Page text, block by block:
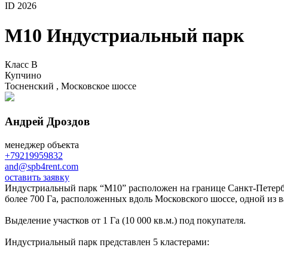
ID 2026
М10 Индустриальный парк
Класс B
Купчино
Тосненский , Московское шоссе
Андрей Дроздов
менеджер объекта
+79219959832
and@spb4rent.com
оставить заявку
Индустриальный парк “М10” расположен на границе Санкт-
более 700 Га, расположенных вдоль Московского шоссе, одной из
Выделение участков от 1 Га (10 000 кв.м.) под покупателя.
Индустриальный парк представлен 5 кластерами: